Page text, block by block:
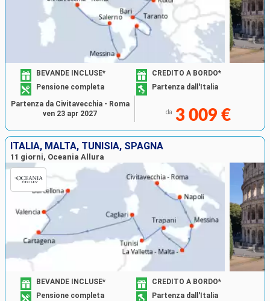
BEVANDE INCLUSE*
CREDITO A BORDO*
Pensione completa
Partenza dall'Italia
da 3 009 €
Partenza da Civitavecchia - Roma
ven 23 apr 2027
ITALIA, MALTA, TUNISIA, SPAGNA
11 giorni, Oceania Allura
BEVANDE INCLUSE*
CREDITO A BORDO*
Pensione completa
Partenza dall'Italia